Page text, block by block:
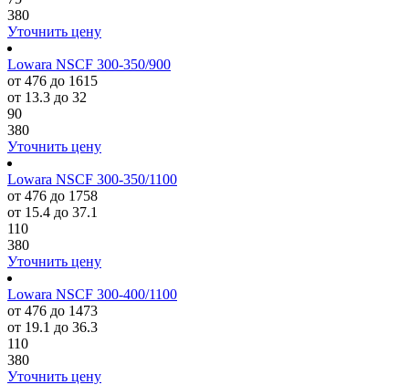
380
Уточнить цену
Lowara NSCF 300-350/900
от 476 до 1615
от 13.3 до 32
90
380
Уточнить цену
Lowara NSCF 300-350/1100
от 476 до 1758
от 15.4 до 37.1
110
380
Уточнить цену
Lowara NSCF 300-400/1100
от 476 до 1473
от 19.1 до 36.3
110
380
Уточнить цену